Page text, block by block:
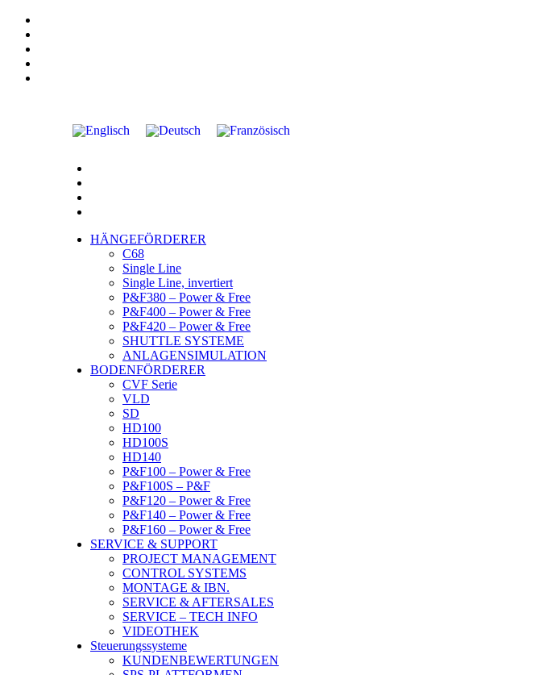
HÄNGEFÖRDERER
C68
Single Line
Single Line, invertiert
P&F380 – Power & Free
P&F400 – Power & Free
P&F420 – Power & Free
SHUTTLE SYSTEME
ANLAGENSIMULATION
BODENFÖRDERER
CVF Serie
VLD
SD
HD100
HD100S
HD140
P&F100 – Power & Free
P&F100S – P&F
P&F120 – Power & Free
P&F140 – Power & Free
P&F160 – Power & Free
SERVICE & SUPPORT
PROJECT MANAGEMENT
CONTROL SYSTEMS
MONTAGE & IBN.
SERVICE & AFTERSALES
SERVICE – TECH INFO
VIDEOTHEK
Steuerungssysteme
KUNDENBEWERTUNGEN